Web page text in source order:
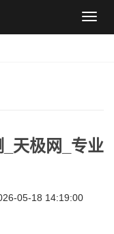
导
天极网_专业
05-18 14:19:00